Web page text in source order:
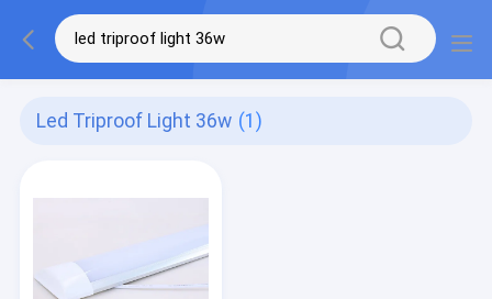
Led Triproof Light 36w (1)